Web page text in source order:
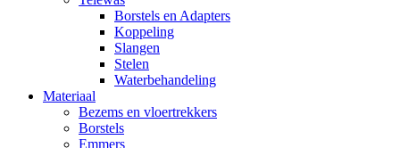
Borstels en Adapters
Koppeling
Slangen
Stelen
Waterbehandeling
Materiaal
Bezems en vloertrekkers
Borstels
Emmers